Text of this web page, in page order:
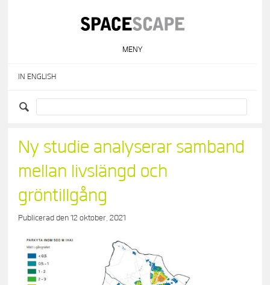
MENY
IN ENGLISH
Ny studie analyserar samband
mellan livslängd och
gröntillgång
Publicerad den12 oktober, 2021